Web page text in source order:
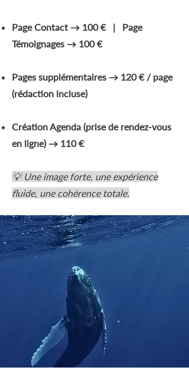
Page Contact → 100 € | Page
Témoignages → 100 €
Pages supplémentaires → 120 € / page
(rédaction incluse)
Création Agenda (prise de rendez-vous
en ligne) → 110 €
💡 Une image forte, une expérience
fluide, une cohérence totale.